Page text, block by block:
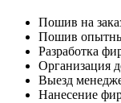
Пошив на
Пошив
Разработка
Организация
Выезд
Нанесение